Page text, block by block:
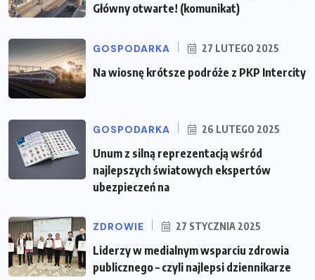
Główny otwarte! (komunikat)
GOSPODARKA 27 LUTEGO 2025
Na wiosnę krótsze podróże z PKP Intercity
GOSPODARKA 26 LUTEGO 2025
Unum z silną reprezentacją wśród
najlepszych światowych ekspertów
ubezpieczeń na
ZDROWIE 27 STYCZNIA 2025
Liderzy w medialnym wsparciu zdrowia
publicznego – czyli najlepsi dziennikarze